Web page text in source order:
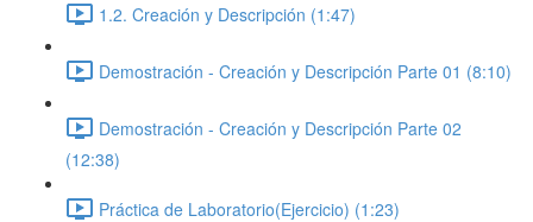
1.2. Creación y Descripción (1:47)
Demostración - Creación y Descripción Parte 01 (8:10)
Demostración - Creación y Descripción Parte 02
(12:38)
Práctica de Laboratorio(Ejercicio) (1:23)